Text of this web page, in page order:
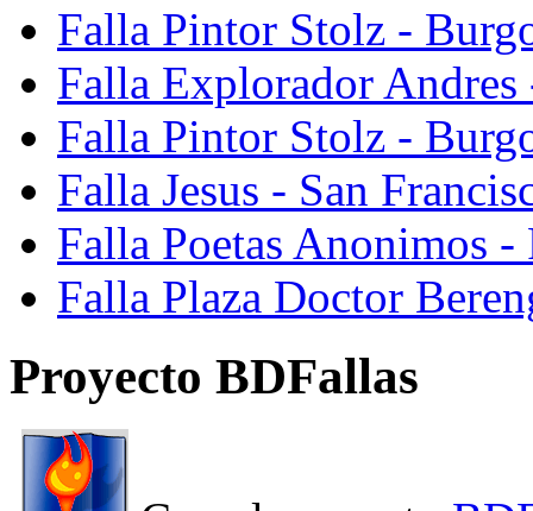
Falla Pintor Stolz -
Falla Explorador Andres
Falla Pintor Stolz -
Falla Jesus - San
Falla Poetas Anonimos
Falla Plaza Doctor
Proyecto BDFallas